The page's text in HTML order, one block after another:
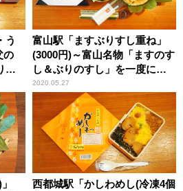
う
の
物
富山駅「ますぶりすし重ね」
(3000円)～富山名物「ますのす
し＆ぶりのすし」を一度にい
ただくことができる駅弁
2020.05.27
西都城駅「かしわめし(冷凍4個